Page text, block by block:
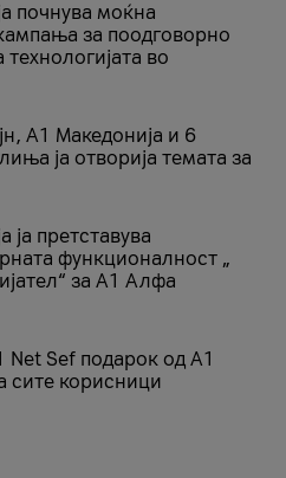
почнува моќна
за поодговорно
во
A1 Македонија и 6
ја отворија темата за
ја претставува
функционалност „
за А1 Алфа
Net Sеf подарок од А1
сите корисници